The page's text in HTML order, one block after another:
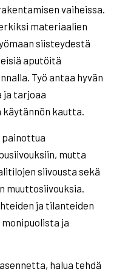
vaiheissa.
materiaalien
siisteydestä
aputöitä
Työ antaa hyvän
ja tarjoaa
käytännön kautta.
painottua
mutta
siivousta sekä
muuttosiivouksia.
ja tilanteiden
ja
halua tehdä